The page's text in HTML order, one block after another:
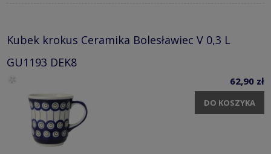
Kubek krokus Ceramika Bolesławiec V 0,3 L
GU1193 DEK8
62,90 zł
DO KOSZYKA